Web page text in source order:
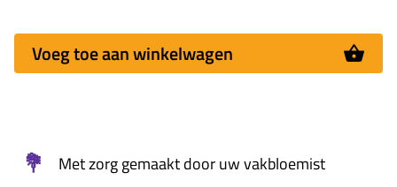
Voeg toe aan winkelwagen
💐 Met zorg gemaakt door uw vakbloemist